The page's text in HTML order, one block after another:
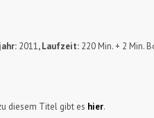
2011, Laufzeit: 220 Min. + 2 Min.
diesem Titel gibt es hier.